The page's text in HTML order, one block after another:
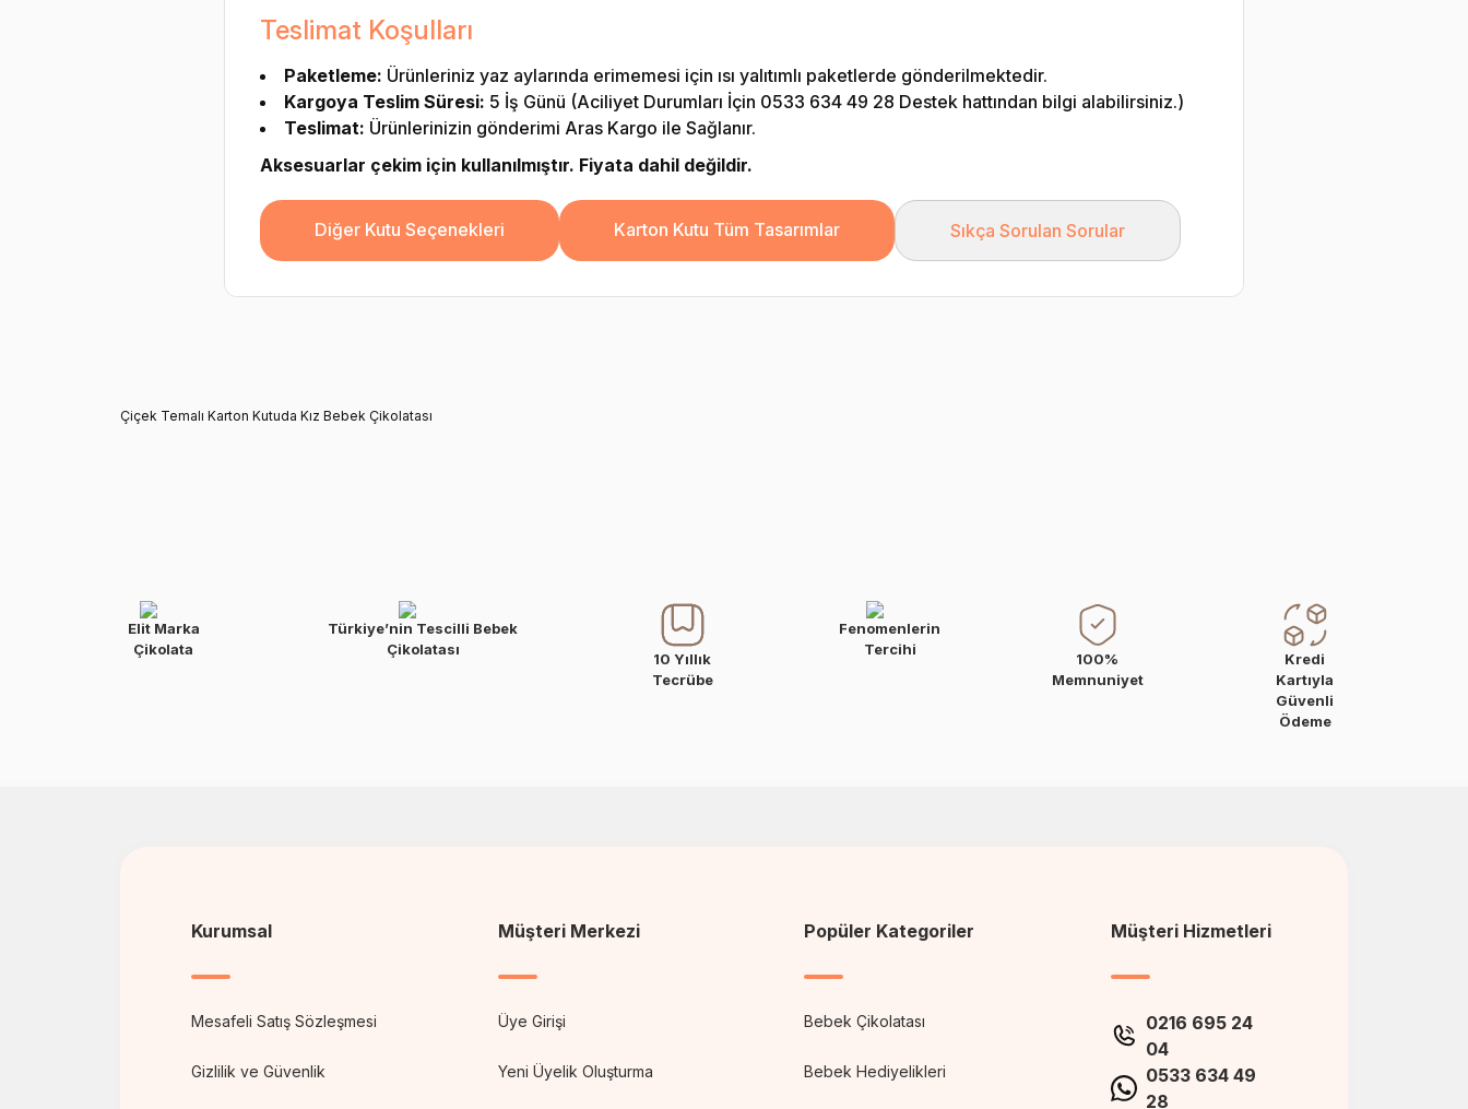
Teslimat Koşulları
Paketleme: Ürünleriniz yaz aylarında erimemesi için ısı yalıtımlı paketlerde gönderilmektedir.
Kargoya Teslim Süresi: 5 İş Günü (Aciliyet Durumları İçin 0533 634 49 28 Destek hattından bilgi alabilirsiniz.)
Teslimat: Ürünlerinizin gönderimi Aras Kargo ile Sağlanır.
Aksesuarlar çekim için kullanılmıştır. Fiyata dahil değildir.
Diğer Kutu Seçenekleri Karton Kutu Tüm Tasarımlar Sıkça Sorulan Sorular
Çiçek Temalı Karton Kutuda Kız Bebek Çikolatası
Elit Marka
Çikolata
Türkiye’nin Tescilli Bebek
Çikolatası
10 Yıllık
Tecrübe
Fenomenlerin
Tercihi
100%
Memnuniyet
Kredi
Kartıyla
Güvenli
Ödeme
Kurumsal
Mesafeli Satış Sözleşmesi
Gizlilik ve Güvenlik
Müşteri Merkezi
Üye Girişi
Yeni Üyelik Oluşturma
Popüler Kategoriler
Bebek Çikolatası
Bebek Hediyelikleri
Müşteri Hizmetleri
0216 695 24
04
0533 634 49
28